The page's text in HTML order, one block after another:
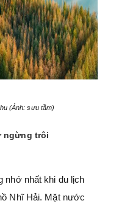
(Ảnh: sưu tầm)
ngừng trôi
nhớ nhất khi du lịch
Nhĩ Hải. Mặt nước